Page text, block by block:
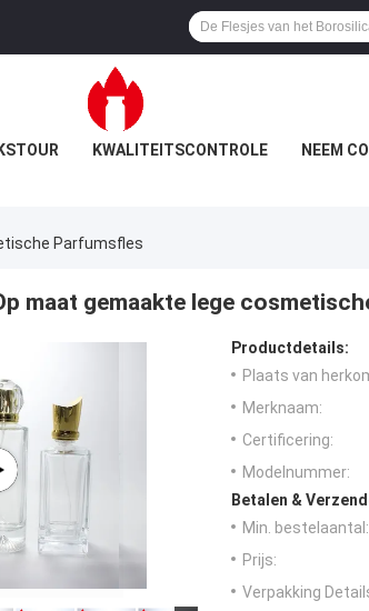
KWALITEITSCONTROLE NEEM
Parfumsfles
maat gemaakte lege
Productdetails:
Plaats van
Merknaam:
Certificering:
Modelnummer:
Betalen &
Min. bestelaantal:
Prijs:
Verpakking